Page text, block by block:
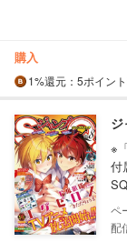
購入
1%還元 ：5ポイン
※
付
配